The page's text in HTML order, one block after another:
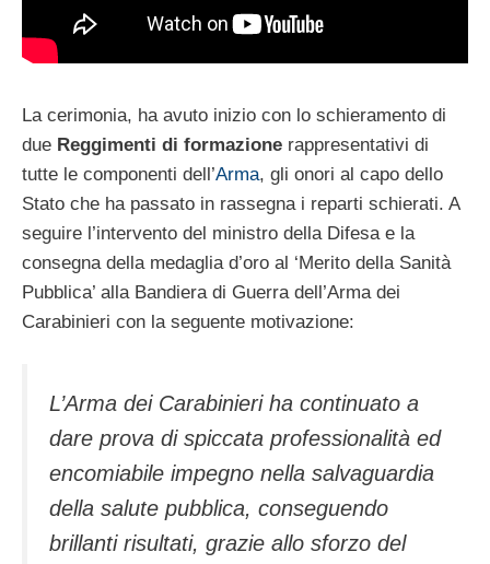
La cerimonia, ha avuto inizio con lo schieramento di
due Reggimenti di formazione rappresentativi di
tutte le componenti dell’Arma, gli onori al capo dello
Stato che ha passato in rassegna i reparti schierati. A
seguire l’intervento del ministro della Difesa e la
consegna della medaglia d’oro al ‘Merito della Sanità
Pubblica’ alla Bandiera di Guerra dell’Arma dei
Carabinieri con la seguente motivazione:
L’Arma dei Carabinieri ha continuato a
dare prova di spiccata professionalità ed
encomiabile impegno nella salvaguardia
della salute pubblica, conseguendo
brillanti risultati, grazie allo sforzo del